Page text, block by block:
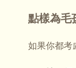
點樣為毛
如果你都考